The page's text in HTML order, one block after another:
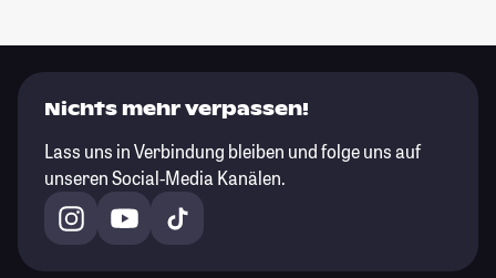
Nichts mehr verpassen!
Lass uns in Verbindung bleiben und folge uns auf
unseren Social-Media Kanälen.